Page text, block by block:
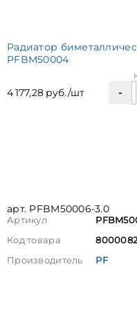
Радиатор
PFBM50004
4 177,28 руб./шт
арт. PFBM50006-3.0
Артикул
Код товара
Производитель
PF